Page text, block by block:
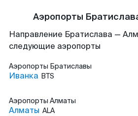
Аэропорты
Направление Братислава —
следующие аэропорты
Аэропорты Братиславы
Иванка BTS
Аэропорты Алматы
Алматы ALA